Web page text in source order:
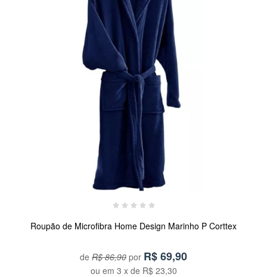
Roupão de Microfibra Home Design Marinho P Corttex
de R$ 86,90 por R$69,90
ou em 3 x de R$ 23,30